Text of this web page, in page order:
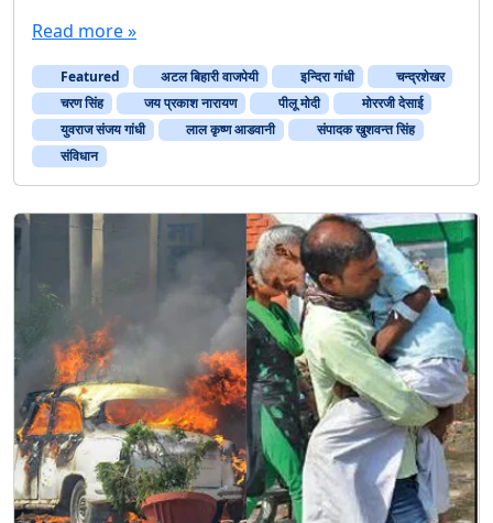
Read more »
Featured अटल बिहारी वाजपेयी इन्दिरा गांधी
चन्द्रशेखर
चरण सिंह
जय प्रकाश नारायण पीलू मोदी
मोररजी देसाई
युवराज संजय गांधी
लाल कृष्ण आडवानी
संपादक खुशवन्त सिंह
संविधान